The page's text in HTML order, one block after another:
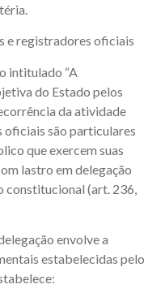
e registradores oficiais
intitulado “A
do Estado pelos
da atividade
oficiais são particulares
que exercem suas
lastro em delegação
(art. 236,
envolve a
estabelecidas pelo